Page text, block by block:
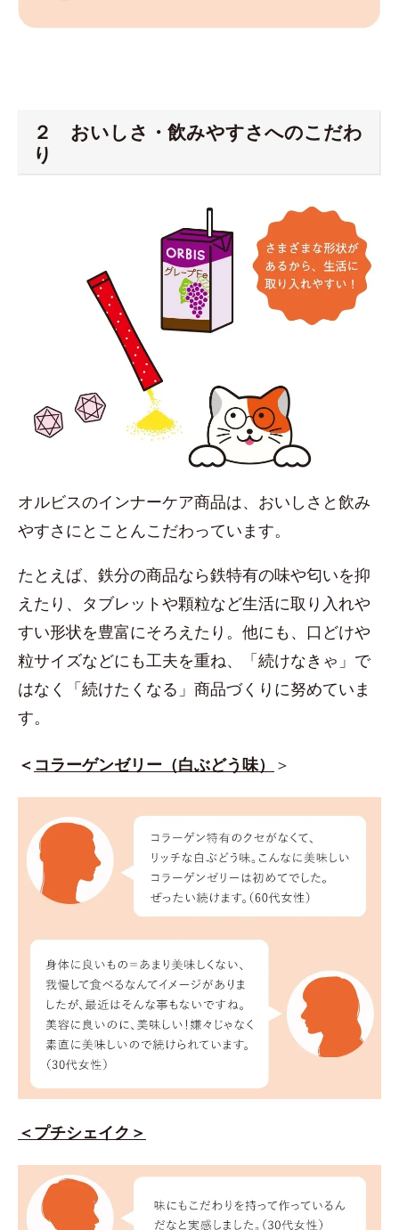
２ おいしさ・飲みやすさへのこだわ
り
オルビスのインナーケア商品は、おいしさと飲み
やすさにとことんこだわっています。
たとえば、鉄分の商品なら鉄特有の味や匂いを抑
えたり、タブレットや顆粒など生活に取り入れや
すい形状を豊富にそろえたり。他にも、口どけや
粒サイズなどにも工夫を重ね、「続けなきゃ」で
はなく「続けたくなる」商品づくりに努めていま
す。
＜ コラーゲンゼリー（白ぶどう味） ＞
＜プチシェイク＞